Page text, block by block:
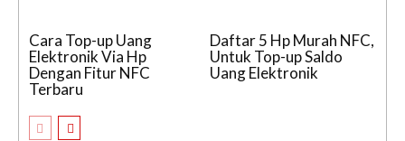
Cara Top-up Uang
Elektronik Via Hp
Dengan Fitur NFC
Terbaru
Daftar 5 Hp Murah NFC,
Untuk Top-up Saldo
Uang Elektronik